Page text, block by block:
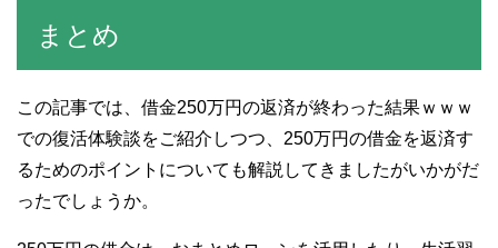
まとめ
この記事では、借金250万円の返済が終わった結果ｗｗｗ
での復活体験談をご紹介しつつ、250万円の借金を返済す
るためのポイントについても解説してきましたがいかがだ
ったでしょうか。